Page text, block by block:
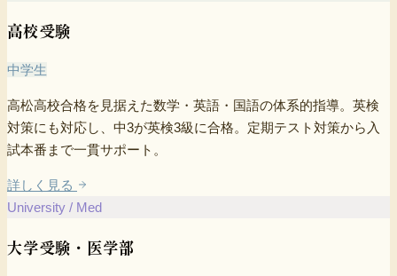
高校受験
中学生
高松高校合格を見据えた数学・英語・国語の体系的指導。英検
対策にも対応し、中3が英検3級に合格。定期テスト対策から入
試本番まで一貫サポート。
詳しく見る
University / Med
大学受験・医学部